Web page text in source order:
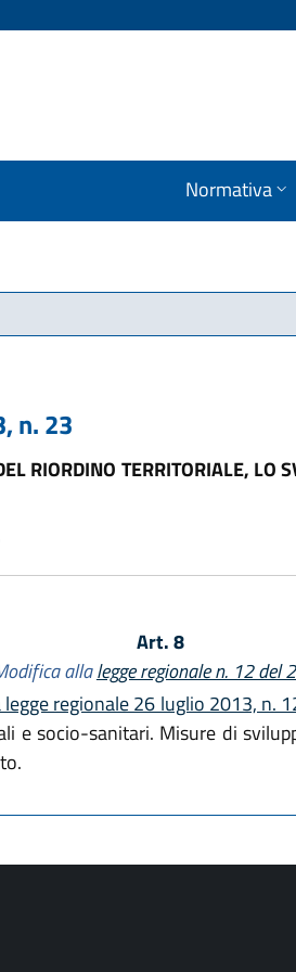
Normativa
n. 23
RIORDINO TERRITORIALE,
Art. 8
allalegge regionale n. 12 del
regionale 26 luglio 2013, n.
e socio-sanitari. Misure di